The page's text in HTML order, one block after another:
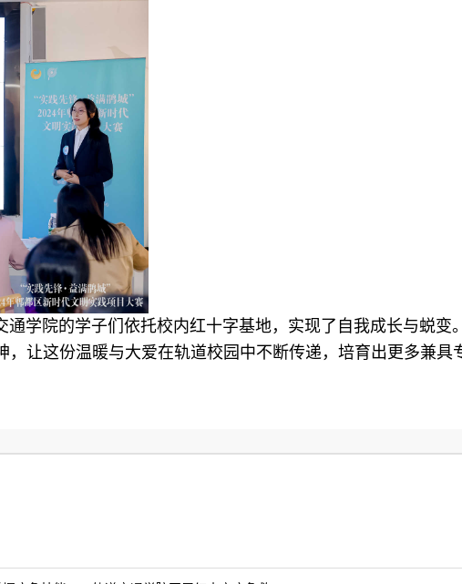
学院的学子们依托校内红十字基地，实现了自我成长与蜕变
让这份温暖与大爱在轨道校园中不断传递，培育出更多兼具